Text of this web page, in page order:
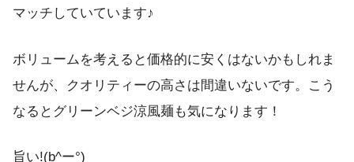
マッチしていています♪
ボリュームを考えると価格的に安くはないかもしれま
せんが、クオリティーの高さは間違いないです。こう
なるとグリーンベジ涼風麺も気になります！
旨い!(b^ー°)